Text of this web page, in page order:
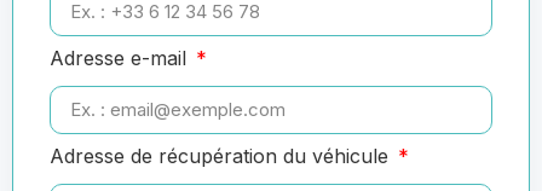
Adresse e-mail
Adresse de récupération du véhicule